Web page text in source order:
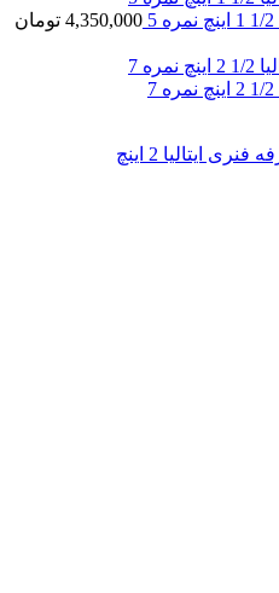
4,350,000 تومان